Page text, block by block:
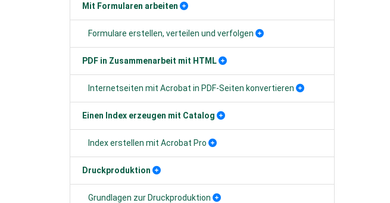
Mit Formularen arbeiten
Formulare erstellen, verteilen und verfolgen
PDF in Zusammenarbeit mit HTML
Internetseiten mit Acrobat in PDF-Seiten konvertieren
Einen Index erzeugen mit Catalog
Index erstellen mit Acrobat Pro
Druckproduktion
Grundlagen zur Druckproduktion